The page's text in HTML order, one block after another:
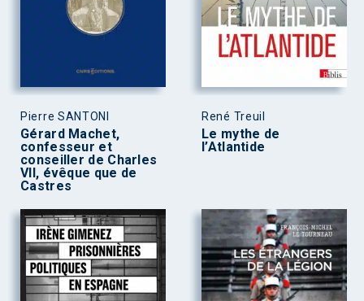
Pierre SANTONI
Gérard Machet,
confesseur et
conseiller de Charles
VII, évêque que de
Castres
René Treuil
Le mythe de
l’Atlantide